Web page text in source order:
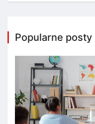
Popularne posty